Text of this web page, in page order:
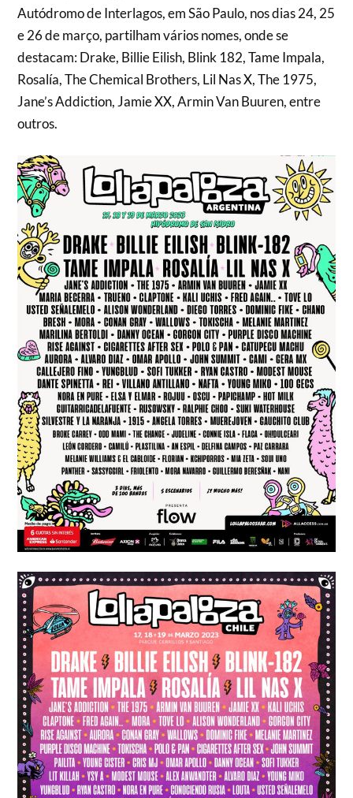
Autódromo de Interlagos, em São Paulo, nos dias 24, 25
e 26 de março, partilham vários nomes, onde se
destacam: Drake, Billie Eilish, Blink 182, Tame Impala,
Rosalía, The Chemical Brothers, Lil Nas X, The 1975,
Jane’s Addiction, Jamie XX, Armin Van Buuren, entre
outros.